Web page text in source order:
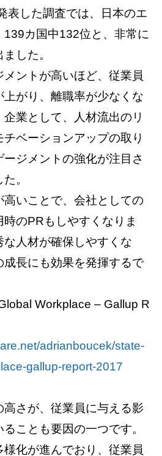
表した調査では、日本のエ
139カ国中132位と、非常に
した。
ントが高いほど、従業員
がり、離職率が少なくな
業として、人材流出のリ
ベーションアップの取り
ジメントの強化が注目さ
。
高いことで、会社としての
のPRもしやすくなりま
人材が確保しやすくな
成長にも効果を発揮するで
Workplace – Gallup R
adrianboucek/state-
gallup-report-2017
さが、従業員に与える影
ことも要因の一つです。
化が進んでおり、従業員